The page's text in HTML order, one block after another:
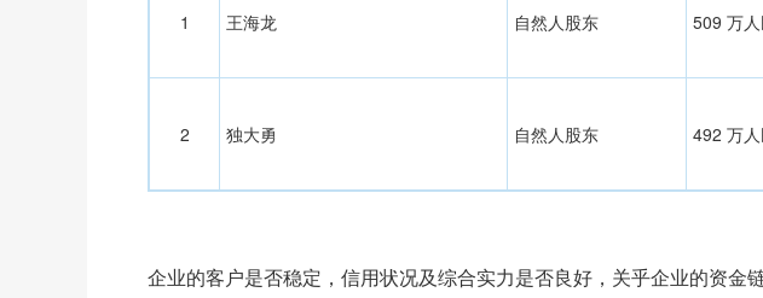
1 王海龙 自然人股东 509 万
2 独大勇 自然人股东 492 万
企业的客户是否稳定，信用状况及综合实力是否良好，关乎企业的资金